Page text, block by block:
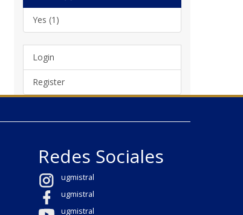
Yes (1)
Login
Register
Redes Sociales
ugmistral
ugmistral
ugmistral